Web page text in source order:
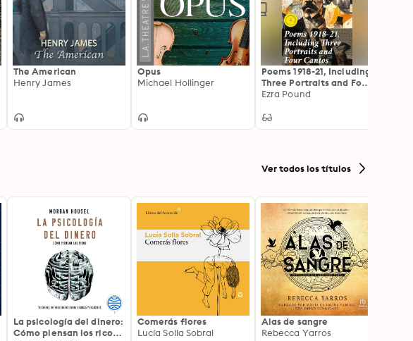
The American
Henry James
Opus
Michael Hollinger
Poems 1918-21, Including
Three Portraits and Four
Cantos: Enriched
Modernist Poetry:
Ezra Pound
Ver todos los títulos
La psicología del dinero:
Cómo piensan los ricos:
Comerás flores
Lucía Solla Sobral
Alas de sangre
Rebecca Yarros